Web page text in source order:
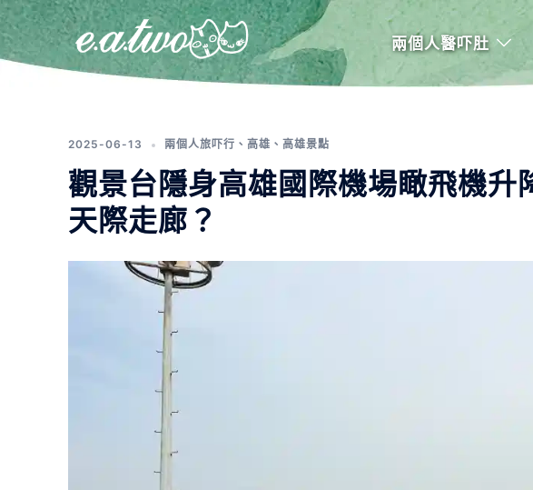
兩個人醫吓肚
2025-06-13 兩個人旅吓行 、 高雄 、 高雄景點
觀景台隱身高雄國際機場瞰飛機升
天際走廊？